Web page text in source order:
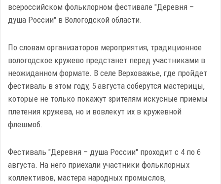
всероссийском фольклорном фестивале "Деревня –
душа России" в Вологодской области.
По словам организаторов мероприятия, традиционное
вологодское кружево предстанет перед участниками в
неожиданном формате. В селе Верховажье, где пройдет
фестиваль в этом году, 5 августа соберутся мастерицы,
которые не только покажут зрителям искусные приемы
плетения кружева, но и вовлекут их в кружевной
флешмоб.
Фестиваль "Деревня – душа России" проходит с 4 по 6
августа. На него приехали участники фольклорных
коллективов, мастера народных промыслов,